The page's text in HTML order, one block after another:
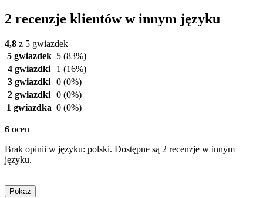
2 recenzje klientów w innym języku
4,8 z 5 gwiazdek
5 gwiazdek 5 (83%)
4 gwiazdki
1 (16%)
3 gwiazdki 0 (0%)
2 gwiazdki 0 (0%)
1 gwiazdka 0 (0%)
6 ocen
Brak opinii w języku: polski. Dostępne są 2 recenzje w innym
języku.
Pokaż